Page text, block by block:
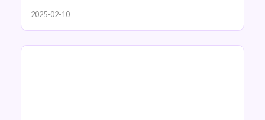
2025-02-10